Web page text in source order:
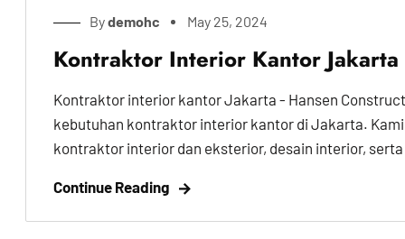
Bydemohc May 25, 2024
Kontraktor Interior Kantor
Kontraktor interior kantor Jakarta - Hansen
kebutuhan kontraktor interior kantor di Jakarta.
kontraktor interior dan eksterior, desain interior,
Continue Reading